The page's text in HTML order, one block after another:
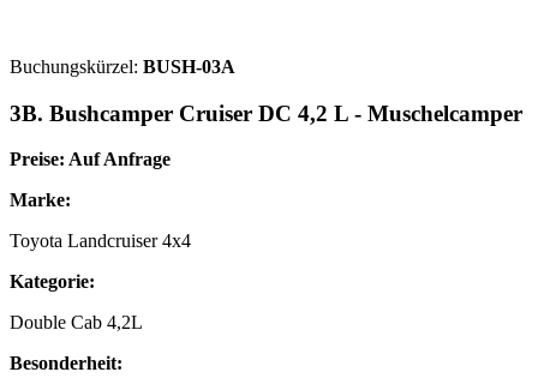
Buchungskürzel: BUSH-03A
3B. Bushcamper Cruiser DC 4,2 L - Muschelcamper
Preise: Auf Anfrage
Marke:
Toyota Landcruiser 4x4
Kategorie:
Double Cab 4,2L
Besonderheit: